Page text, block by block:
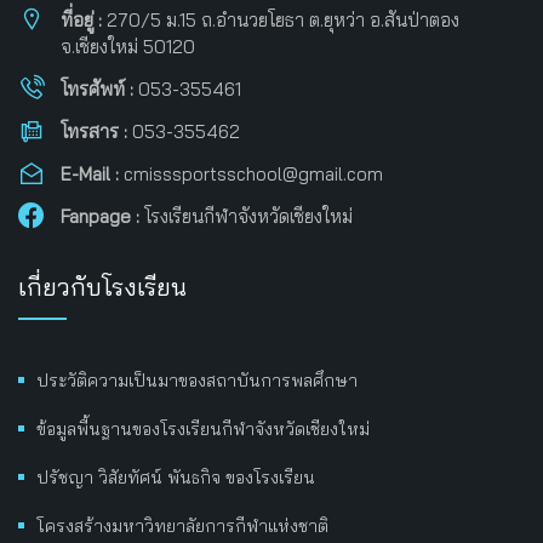
ที่อยู่ : 270/5 ม.15 ถ.อำนวยโยธา ต.ยุหว่า อ.สันป่าตอง
จ.เชียงใหม่ 50120
โทรศัพท์ : 053-355461
โทรสาร : 053-355462
E-Mail : cmisssportsschool@gmail.com
Fanpage : โรงเรียนกีฬาจังหวัดเชียงใหม่
เกี่ยวกับโรงเรียน
ประวัติความเป็นมาของสถาบันการพลศึกษา
ข้อมูลพื้นฐานของโรงเรียนกีฬาจังหวัดเชียงใหม่
ปรัชญา วิสัยทัศน์ พันธกิจ ของโรงเรียน
โครงสร้างมหาวิทยาลัยการกีฬาแห่งชาติ